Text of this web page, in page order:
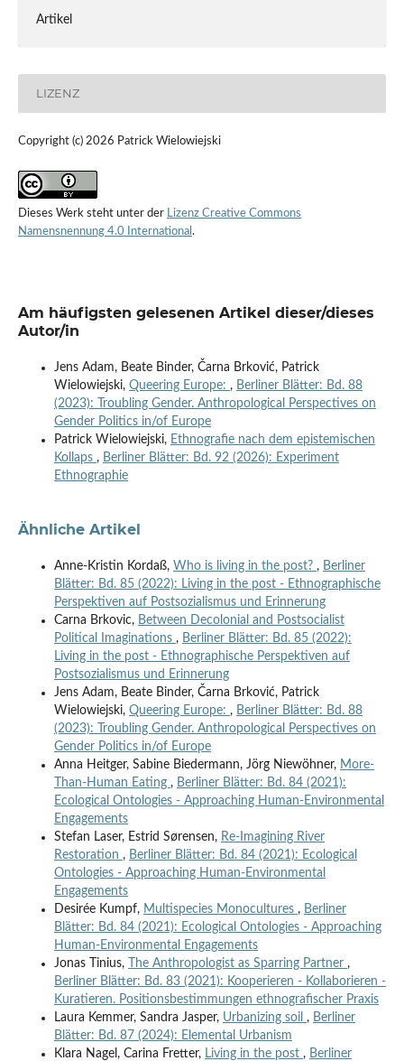
Artikel
LIZENZ
Copyright (c) 2026 Patrick Wielowiejski
Dieses Werk steht unter der Lizenz Creative Commons
Namensnennung 4.0 International .
Am häufigsten gelesenen Artikel dieser/dieses
Autor/in
Jens Adam, Beate Binder, Čarna Brković, Patrick
Wielowiejski, Queering Europe: , Berliner Blätter: Bd. 88
(2023): Troubling Gender. Anthropological Perspectives on
Gender Politics in/of Europe
Patrick Wielowiejski, Ethnografie nach dem epistemischen
Kollaps , Berliner Blätter: Bd. 92 (2026): Experiment
Ethnographie
Ähnliche Artikel
Anne-Kristin Kordaß, Who is living in the post? , Berliner
Blätter: Bd. 85 (2022): Living in the post - Ethnographische
Perspektiven auf Postsozialismus und Erinnerung
Carna Brkovic, Between Decolonial and Postsocialist
Political Imaginations , Berliner Blätter: Bd. 85 (2022):
Living in the post - Ethnographische Perspektiven auf
Postsozialismus und Erinnerung
Jens Adam, Beate Binder, Čarna Brković, Patrick
Wielowiejski, Queering Europe: , Berliner Blätter: Bd. 88
(2023): Troubling Gender. Anthropological Perspectives on
Gender Politics in/of Europe
Anna Heitger, Sabine Biedermann, Jörg Niewöhner, More-
Than-Human Eating , Berliner Blätter: Bd. 84 (2021):
Ecological Ontologies - Approaching Human-Environmental
Engagements
Stefan Laser, Estrid Sørensen, Re-Imagining River
Restoration , Berliner Blätter: Bd. 84 (2021): Ecological
Ontologies - Approaching Human-Environmental
Engagements
Desirée Kumpf, Multispecies Monocultures , Berliner
Blätter: Bd. 84 (2021): Ecological Ontologies - Approaching
Human-Environmental Engagements
Jonas Tinius,
The Anthropologist as Sparring Partner ,
Berliner Blätter: Bd. 83 (2021): Kooperieren - Kollaborieren -
Kuratieren. Positionsbestimmungen ethnografischer Praxis
Laura Kemmer, Sandra Jasper, Urbanizing soil , Berliner
Blätter: Bd. 87 (2024): Elemental Urbanism
Klara Nagel, Carina Fretter, Living in the post , Berliner